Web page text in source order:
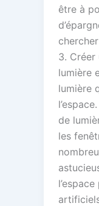
être à
3. Créer
lumière
lumière
de
les